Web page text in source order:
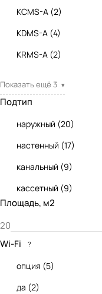
KCMS-A (2)
KDMS-A (4)
KRMS-A (2)
Показать ещё 3 ▾
Подтип
наружный (20)
настенный (17)
канальный (9)
кассетный (9)
Площадь, м2
Wi-Fi ?
опция (5)
да (2)